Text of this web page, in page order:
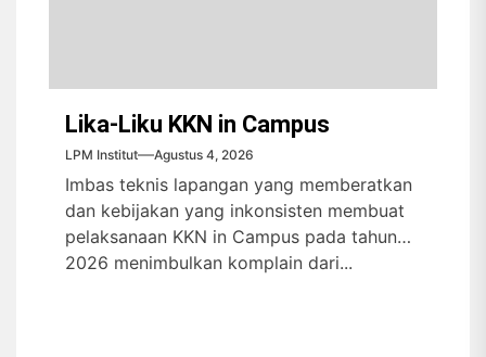
Lika-Liku KKN in Campus
LPM Institut Agustus 4, 2026
Imbas teknis lapangan yang memberatkan
dan kebijakan yang inkonsisten membuat
pelaksanaan KKN in Campus pada tahun
2026 menimbulkan komplain dari...